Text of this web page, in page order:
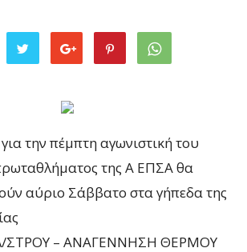
την πέμπτη αγωνιστική του
της Α ΕΠΣΑ θα
αύριο Σάββατο στα γήπεδα της
ΣΤΡΟΥ – ΑΝΑΓΕΝΝΗΣΗ ΘΕΡΜΟΥ